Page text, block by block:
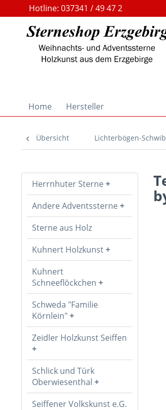
Hotline: 037341 / 49 47 2
Home
Hersteller
Übersicht Lichterbögen-
Herrnhuter Sterne
Andere Adventssterne
Sterne aus Holz
Kuhnert Holzkunst
Kuhnert
Schneeflöckchen
Schweda "Familie
Körnlein"
Zeidler Holzkunst Seiffen
Schlick und Türk
Oberwiesenthal
Seiffener Volkskunst e.G.